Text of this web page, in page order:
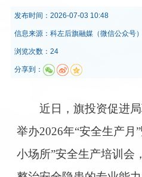
发布时间： 2026-07-03 10:48
信息来源： 科左后旗融媒（微信公众号）
浏览次数：24
分享到：
近日，旗投资促进
举办2026年“安全生产月
小场所”安全生产培训会